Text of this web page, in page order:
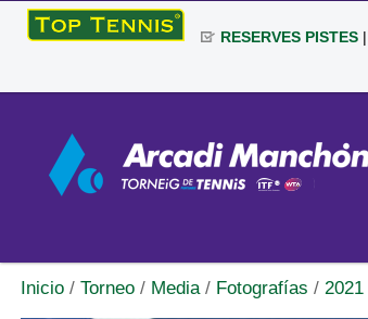
Cambiar
|
navegación
RESERVES PISTES |
Personales
TORNEO
Inicio /Torneo / Media / Fotografías /2021